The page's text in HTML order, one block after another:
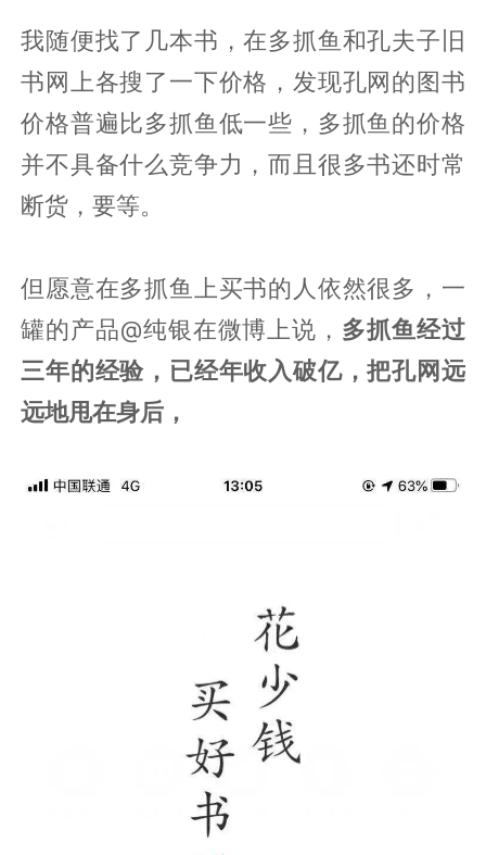
我随便找了几本书，在多抓鱼和孔夫子旧
书网上各搜了一下价格，发现孔网的图书
价格普遍比多抓鱼低一些，多抓鱼的价格
并不具备什么竞争力，而且很多书还时常
断货，要等。
但愿意在多抓鱼上买书的人依然很多，一
罐的产品@纯银在微博上说， 多抓鱼经过
三年的经验，已经年收入破亿，把孔网远
远地甩在身后，